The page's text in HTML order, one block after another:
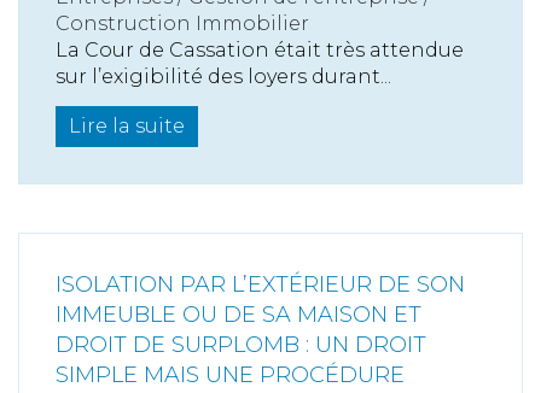
Construction Immobilier
La Cour de Cassation était très attendue
sur l’exigibilité des loyers durant...
Lire la suite
ISOLATION PAR L’EXTÉRIEUR DE SON
IMMEUBLE OU DE SA MAISON ET
DROIT DE SURPLOMB : UN DROIT
SIMPLE MAIS UNE PROCÉDURE